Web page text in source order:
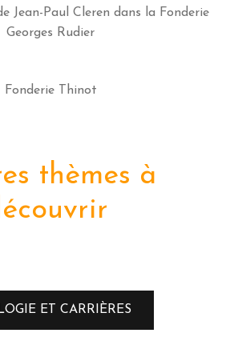
Jean-Paul Cleren dans la Fonderie
Georges Rudier
Fonderie Thinot
thèmes à
ET CARRIÈRES